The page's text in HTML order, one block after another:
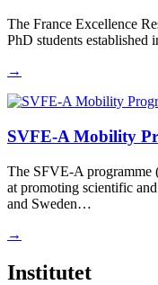
The France Excellence
PhD students
→
SVFE-A Mobility
The SFVE-A programme
at promoting scientific
and Sweden…
→
Institutet